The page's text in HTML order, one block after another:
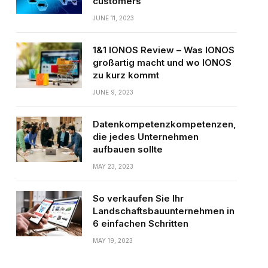
JUNE 11, 2023
1&1 IONOS Review – Was IONOS
großartig macht und wo IONOS
zu kurz kommt
JUNE 9, 2023
Datenkompetenzkompetenzen,
die jedes Unternehmen
aufbauen sollte
MAY 23, 2023
So verkaufen Sie Ihr
Landschaftsbauunternehmen in
6 einfachen Schritten
MAY 19, 2023